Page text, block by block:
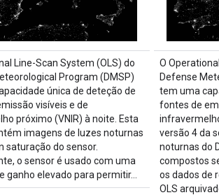
Line-Scan System (OLS) do
Program (DMSP)
única de deteção de
visíveis e de
próximo (VNIR) à noite. Esta
imagens de luzes noturnas
saturação do sensor.
o sensor é usado com uma
ganho elevado para permitir…
O
Defense
tem uma
fontes de
versão 4 da
noturnas do
compostos
os dados de
OLS